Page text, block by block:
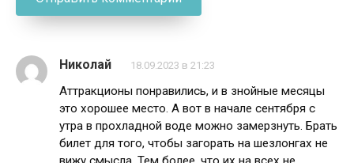
Николай 18.09.2023 в 21:23
Аттракционы понравились, и в знойные месяцы
это хорошее место. А вот в начале сентября с
утра в прохладной воде можно замерзнуть. Брать
билет для того, чтобы загорать на шезлонгах не